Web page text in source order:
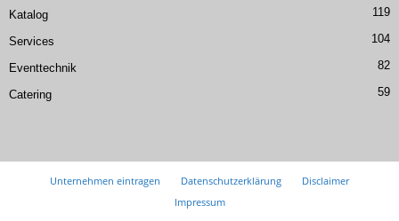
Katalog 119
Services 104
Eventtechnik 82
Catering 59
Unternehmen eintragen Datenschutzerklärung
Disclaimer
Impressum